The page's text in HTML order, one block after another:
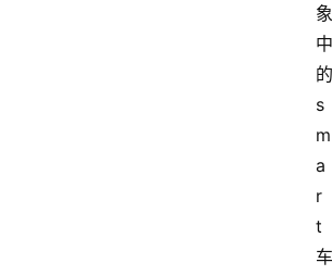
象
中
的
s
m
a
r
t
车